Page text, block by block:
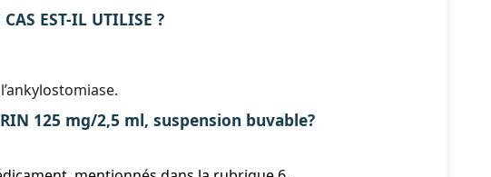
EST-IL UTILISE ?
125 mg/2,5 ml, suspension buvable?